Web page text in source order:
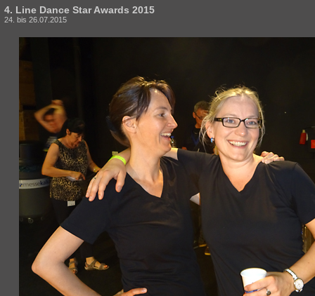
4. Line Dance Star Awards 2015
24. bis 26.07.2015